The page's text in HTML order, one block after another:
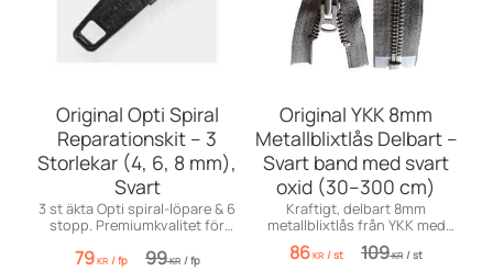
Original Opti Spiral
Reparationskit – 3
Storlekar (4, 6, 8 mm),
Svart
3 st äkta Opti spiral-löpare & 6
stopp. Premiumkvalitet för
79KR /fp 99KR /fp
Original YKK 8mm
Metallblixtlås Delbart –
Svart band med svart
oxid (30–300 cm)
Kraftigt, delbart 8mm
metallblixtlås från YKK med
stilrena, svarta oxidtänder.
Perfekt för jackor och kapell.
86KR /st 109KR /st